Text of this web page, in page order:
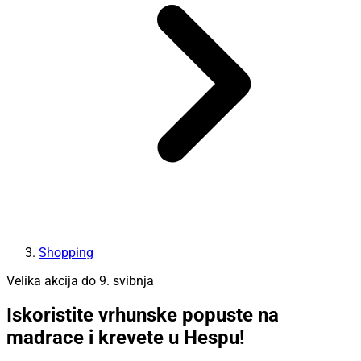
Shopping
Velika akcija do 9. svibnja
Iskoristite vrhunske popuste na
madrace i krevete u Hespu!